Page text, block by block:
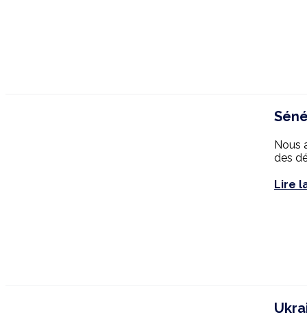
Nous
des
Lire